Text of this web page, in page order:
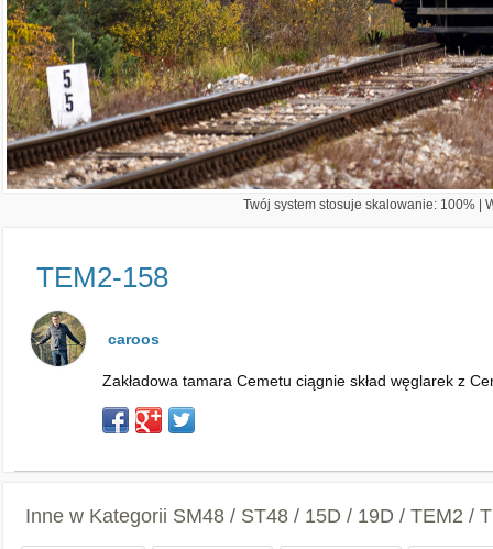
Twój system stosuje skalowanie: 100% |
TEM2-158
caroos
Zakładowa tamara Cemetu ciągnie skład węglarek z
Inne w Kategorii SM48 / ST48 / 15D / 19D / TEM2 /